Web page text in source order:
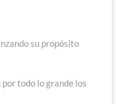
su propósito
todo lo grande los